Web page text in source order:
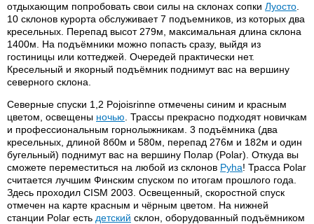
отдыхающим попробовать свои силы на склонах сопки Луосто
10 склонов курорта обслуживает 7 подъемников, из которых два
кресельных. Перепад высот 279м, максимальная длина склона
1400м. На подъёмники можно попасть сразу, выйдя из
гостиницы или коттеджей. Очередей практически нет.
Кресельный и якорный подъёмник поднимут вас на вершину
северного склона.
Северные спуски 1,2 Pojoisrinne отмечены синим и красным
цветом, освещены ночью . Трассы прекрасно подходят новичкам
и профессиональным горнолыжникам. 3 подъёмника (два
кресельных, длиной 8б0м и 580м, перепад 276м и 182м и один
бугельный) поднимут вас на вершину Полар (Polar). Откуда вы
сможете переместиться на любой из склонов Pyha! Трасса Polar
считается лучшим Финским спуском по итогам прошлого года.
Здесь проходил CISM 2003. Освещенный, скоростной спуск
отмечен на карте красным и чёрным цветом. На нижней
станции Polar есть детский склон, оборудованный подъёмником